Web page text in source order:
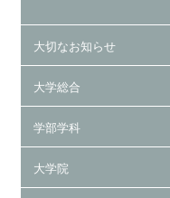
大切なお知らせ
大学総合
学部学科
大学院